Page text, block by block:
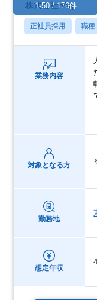
株式会社b&q
正社員採用 職種
業務内容
対象となる方
勤務地
想定年収
1-50 / 176件